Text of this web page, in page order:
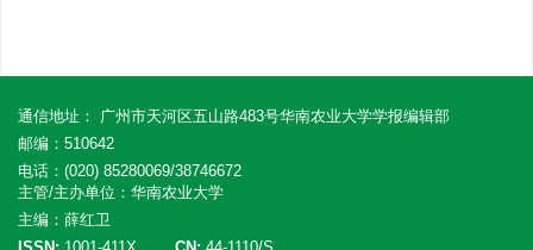
通信地址： 广州市天河区五山路483号华南农业大学学报编辑部
邮编：510642
电话：(020) 85280069/38746672
主管/主办单位：华南农业大学
主编：薛红卫